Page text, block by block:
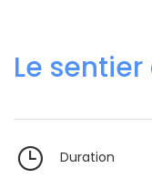
Le
Duration